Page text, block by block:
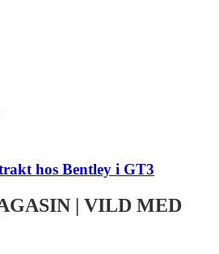
hos Bentley i GT3
| VILD MED